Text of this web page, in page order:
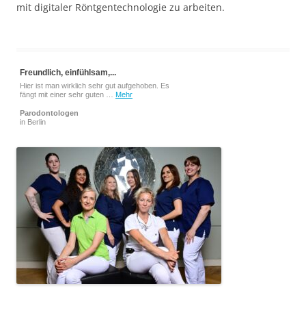
mit digitaler Röntgentechnologie zu arbeiten.
Freundlich, einfühlsam,...
Hier ist man wirklich sehr gut aufgehoben. Es
fängt mit einer sehr guten … Mehr
Parodontologen
in Berlin